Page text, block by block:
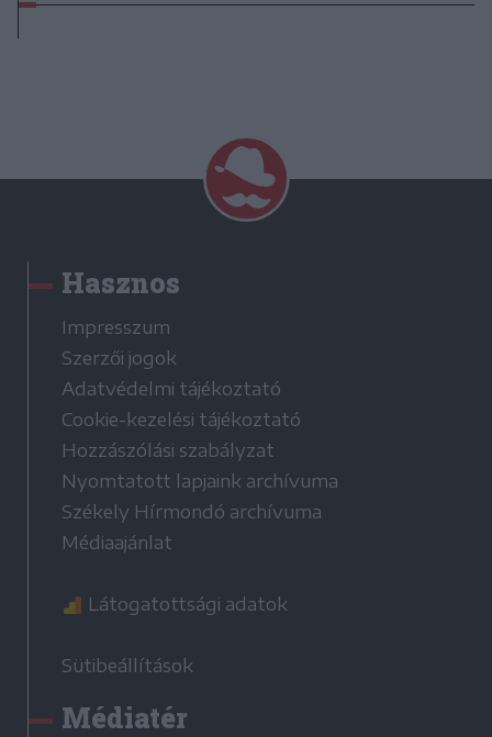
Hasznos
Impresszum
Szerzői jogok
Adatvédelmi tájékoztató
Cookie-kezelési tájékoztató
Hozzászólási szabályzat
Nyomtatott lapjaink archívuma
Székely Hírmondó archívuma
Médiaajánlat
Látogatottsági adatok
Sütibeállítások
Médiatér